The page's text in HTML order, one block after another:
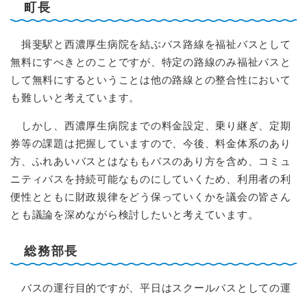
町長
揖斐駅と西濃厚生病院を結ぶバス路線を福祉バスとして
無料にすべきとのことですが、特定の路線のみ福祉バスと
して無料にするということは他の路線との整合性において
も難しいと考えています。
しかし、西濃厚生病院までの料金設定、乗り継ぎ、定期
券等の課題は把握していますので、今後、料金体系のあり
方、ふれあいバスとはなももバスのあり方を含め、コミュ
ニティバスを持続可能なものにしていくため、利用者の利
便性とともに財政規律をどう保っていくかを議会の皆さん
とも議論を深めながら検討したいと考えています。
総務部長
バスの運行目的ですが、平日はスクールバスとしての運